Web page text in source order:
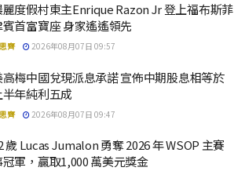
麗度假村東主Enrique Razon Jr 登上福布斯菲
首富寶座 身家遙遙領先
齊 2026年08月07日 09:57
高梅中國兌現派息承諾 宣佈中期股息相等於
半年純利五成
齊 2026年08月07日 09:47
歲 Lucas Jumalon 勇奪 2026 年 WSOP 主賽
軍，贏取1,000 萬美元獎金